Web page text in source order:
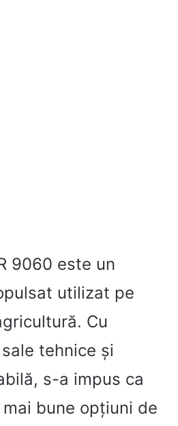
9060 este un
utilizat pe
Cu
tehnice și
s-a impus ca
bune opțiuni de